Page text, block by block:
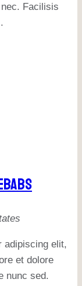
Facilisis
adipiscing elit,
et dolore
nunc sed.